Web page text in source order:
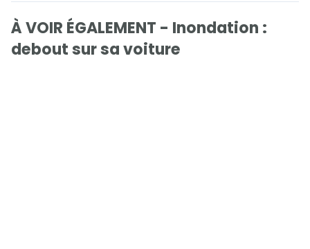
À VOIR ÉGALEMENT - Inondation :
debout sur sa voiture